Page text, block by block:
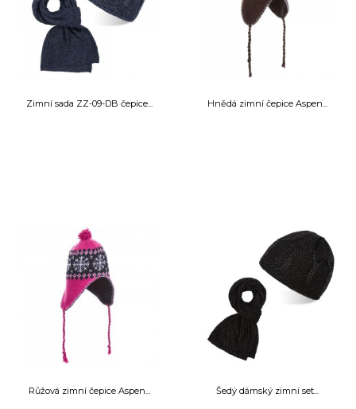
Zimní sada ZZ-09-DB čepice... Hnědá zimní čepice Aspen...
Růžová zimní čepice Aspen... Šedý dámský zimní set...